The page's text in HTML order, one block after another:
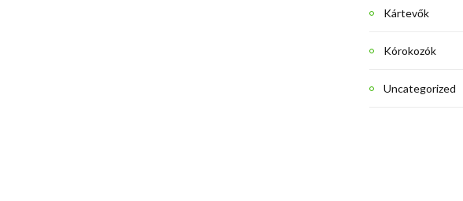
Kártevők
Kórokozók
Uncategorized